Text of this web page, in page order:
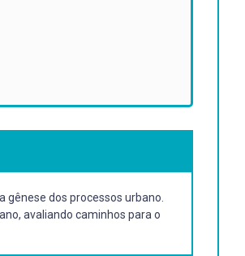
gênese dos processos urbano.
avaliando caminhos para o